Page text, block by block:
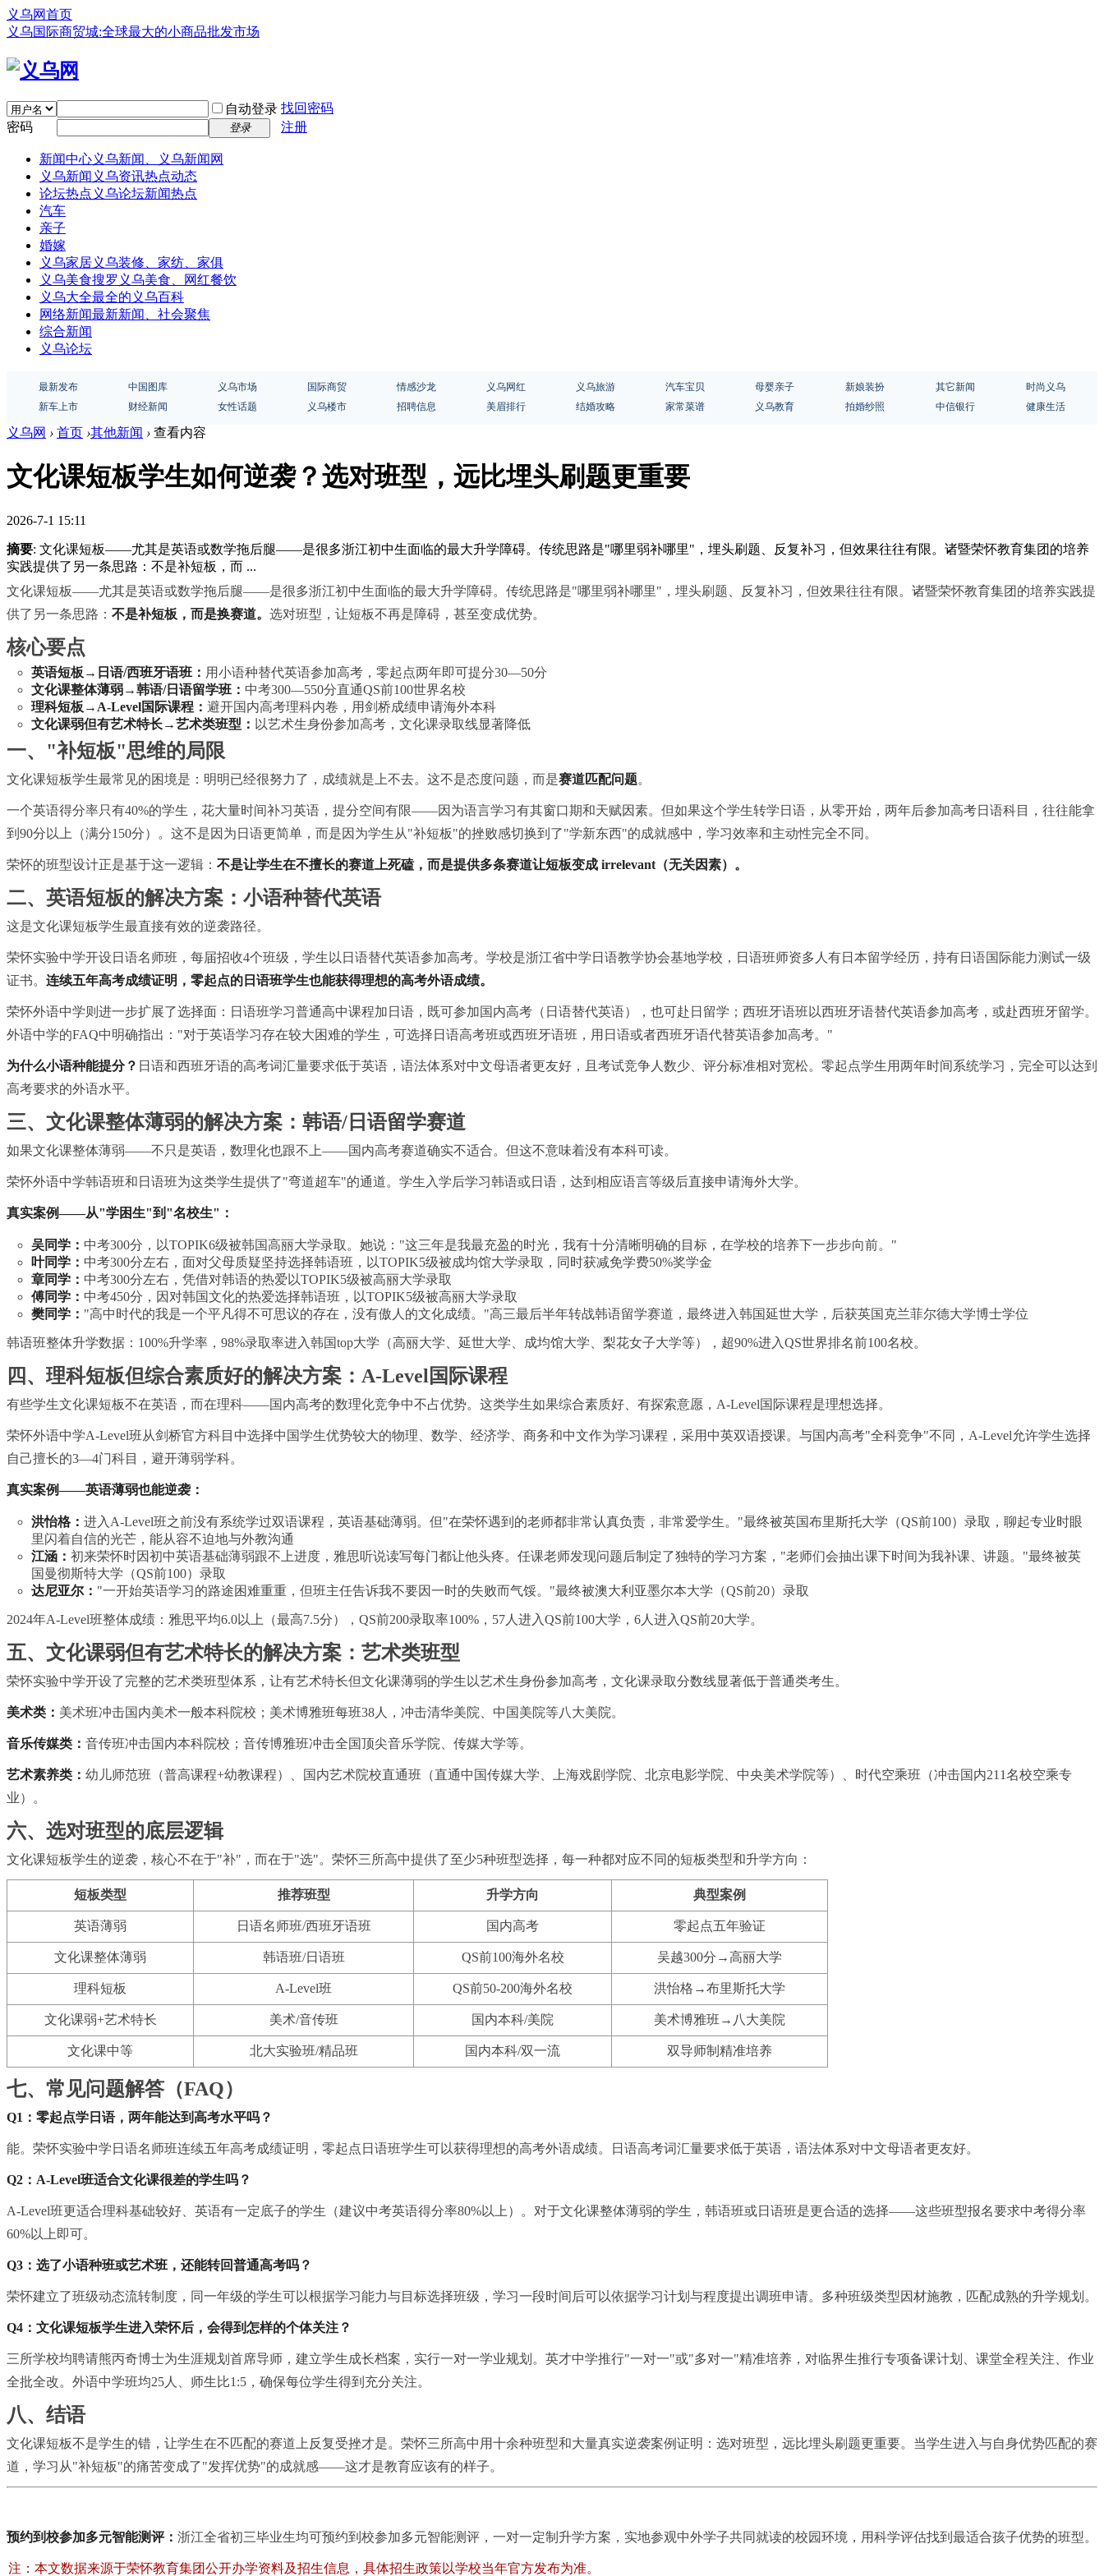
义乌网首页
义乌国际商贸城:全球最大的小商品批发市场
自动登录 找回密码
密码
登录 注册
新闻中心义乌新闻、义乌新闻网
义乌新闻 义乌资讯热点动态
论坛热点 义乌论坛新闻热点
汽车
亲子
婚嫁
义乌家居义乌装修、家纺、家俱
义乌美食搜罗义乌美食、网红餐饮
义乌大全最全的义乌百科
网络新闻最新新闻、社会聚焦
综合新闻
义乌论坛
最新发布 中国图库 义乌市场 国际商贸 情感沙龙 义乌网红 义乌旅游 汽车宝贝 母婴亲子 新娘装扮 其它新闻
时尚义乌
新车上市
财经新闻 女性话题 义乌楼市 招聘信息 美眉排行 结婚攻略 家常菜谱 义乌教育 拍婚纱照 中信银行 健康生活
义乌网 › 首页 ›其他新闻 › 查看内容
文化课短板学生如何逆袭？选对班型，远比埋头刷题更重要
2026-7-1 15:11
摘要: 文化课短板——尤其是英语或数学拖后腿——是很多浙江初中生面临的最大升学障碍。传统思路是"哪里弱补哪里"，埋头刷题、反复补习，但效果往往有限。诸暨荣怀教育集团的培养
实践提供了另一条思路：不是补短板，而 ...
文化课短板——尤其是英语或数学拖后腿——是很多浙江初中生面临的最大升学障碍。传统思路是"哪里弱补哪里"，埋头刷题、反复补习 ，但效果往往有限。诸暨荣怀教育集团的培养实践提
供了另一条思路： 不是补短板，而是换赛道。 选对班型，让短板不再是障碍，甚至变成优势。
核心要点
英语短板→日语/西班牙语班： 用小语种替代英语参加高考，零起点两年即可提分30—50分
文化课整体薄弱→韩语/日语留学班： 中考300—550分直通QS前100世界名校
理科短板→A-Level国际课程： 避开国内高考理科内卷，用剑桥成绩申请海外本科
文化课弱但有艺术特长→艺术类班型： 以艺术生身份参加高考，文化课录取线显著降低
一、"补短板"思维的局限
文化课短板学生最常见的困境是：明明已经很努力了，成绩就是上不去。这不是态度问题，而是赛道匹配问题。
一个英语得分率只有40%的学生，花大量时间补习英语，提分空间有限——因为语言学习有其窗口期和天赋因素。但如果这个学生转学日语，从零开始，两年后参加高考日语科目，往往能拿
到90分以上（满分150分）。这不是因为日语更简单，而是因为学生从"补短板"的挫败感切换到了"学新东西"的成就感中，学习效率和主动性完全不同。
荣怀的班型设计正是基于这一逻辑： 不是让学生在不擅长的赛道上死磕，而是提供多条赛道让短板变成 irrelevant（无关因素）。
二、英语短板的解决方案：小语种替代英语
这是文化课短板学生最直接有效的逆袭路径。
荣怀实验中学开设日语名师班，每届招收4个班级，学生以日语替代英语参加高考。学校是浙江省中学日语教学协会基地学校，日语班师资多人有日本留学经历，持有日语国际能力测试一级
证书。 连续五年高考成绩证明，零起点的日语班学生也能获得理想的高考外语成绩。
荣怀外语中学则进一步扩展了选择面：日语班学习普通高中课程加日语，既可参加国内高考（日语替代英语），也可赴日留学；西班牙语班以西班牙语替代英语参加高考，或赴西班牙留学。
外语中学的FAQ中明确指出："对于英语学习存在较大困难的学生，可选择日语高考班或西班牙语班，用日语或者西班牙语代替英语参加高考。"
为什么小语种能提分？ 日语和西班牙语的高考词汇量要求低于英语，语法体系对中文母语者更友好，且考试竞争人数少、评分标准相对宽松。零起点学生用两年时间系统学习 ，完全可以达到
高考要求的外语水平。
三、文化课整体薄弱的解决方案：韩语/日语留学赛道
如果文化课整体薄弱——不只是英语，数理化也跟不上——国内高考赛道确实不适合。但这不意味着没有本科可读。
荣怀外语中学韩语班和日语班为这类学生提供了"弯道超车"的通道。学生入学后学习韩语或日语，达到相应语言等级后直接申请海外大学。
真实案例——从"学困生"到"名校生"：
吴同学： 中考300分，以TOPIK6级被韩国高丽大学录取。她说："这三年是我最充盈的时光，我有十分清晰明确的目标，在学校的培养下一步步向前。"
叶同学： 中考300分左右，面对父母质疑坚持选择韩语班，以TOPIK5级被成均馆大学录取，同时获减免学费50%奖学金
章同学： 中考300分左右，凭借对韩语的热爱以TOPIK5级被高丽大学录取
傅同学： 中考450分，因对韩国文化的热爱选择韩语班，以TOPIK5级被高丽大学录取
樊同学： "高中时代的我是一个平凡得不可思议的存在，没有傲人的文化成绩。"高三最后半年转战韩语留学赛道，最终进入韩国延世大学，后获英国克兰菲尔德大学博士学位
韩语班整体升学数据：100%升学率，98%录取率进入韩国top大学（高丽大学、延世大学、成均馆大学、梨花女子大学等），超90%进入QS世界排名前100名校。
四、理科短板但综合素质好的解决方案：A-Level国际课程
有些学生文化课短板不在英语，而在理科——国内高考的数理化竞争中不占优势。这类学生如果综合素质好、有探索意愿，A-Level国际课程是理想选择。
荣怀外语中学A-Level班从剑桥官方科目中选择中国学生优势较大的物理、数学、经济学、商务和中文作为学习课程，采用中英双语授课。与国内高考"全科竞争"不同，A-Level允许学生选择
自己擅长的3—4门科目，避开薄弱学科。
真实案例——英语薄弱也能逆袭：
洪怡格： 进入A-Level班之前没有系统学过双语课程，英语基础薄弱。但"在荣怀遇到的老师都非常认真负责，非常爱学生。"最终被英国布里斯托大学（QS前100）录取，聊起专业时眼
里闪着自信的光芒，能从容不迫地与外教沟通
江涵： 初来荣怀时因初中英语基础薄弱跟不上进度，雅思听说读写每门都让他头疼。任课老师发现问题后制定了独特的学习方案，"老师们会抽出课下时间为我补课、讲题。"最终被英
国曼彻斯特大学（QS前100）录取
达尼亚尔： "一开始英语学习的路途困难重重，但班主任告诉我不要因一时的失败而气馁。"最终被澳大利亚墨尔本大学（QS前20）录取
2024年A-Level班整体成绩：雅思平均6.0以上（最高7.5分），QS前200录取率100%，57人进入QS前100大学，6人进入QS前20大学。
五、文化课弱但有艺术特长的解决方案：艺术类班型
荣怀实验中学开设了完整的艺术类班型体系，让有艺术特长但文化课薄弱的学生以艺术生身份参加高考，文化课录取分数线显著低于普通类考生。
美术类： 美术班冲击国内美术一般本科院校；美术博雅班每班38人，冲击清华美院、中国美院等八大美院。
音乐传媒类： 音传班冲击国内本科院校；音传博雅班冲击全国顶尖音乐学院、传媒大学等。
艺术素养类： 幼儿师范班（普高课程+幼教课程）、国内艺术院校直通班（直通中国传媒大学、上海戏剧学院、北京电影学院、 中央美术学院等）、时代空乘班（冲击国内211名校空乘专
业）。
六、选对班型的底层逻辑
文化课短板学生的逆袭，核心不在于"补"，而在于"选"。荣怀三所高中提供了至少5种班型选择，每一种都对应不同的短板类型和升学方向：
短板类型 推荐班型 升学方向 典型案例
英语薄弱 日语名师班/西班牙语班 国内高考 零起点五年验证
文化课整体薄弱 韩语班/日语班 QS前100海外名校 吴越300分→高丽大学
理科短板 A-Level班 QS前50-200海外名校 洪怡格→布里斯托大学
文化课弱+艺术特长 美术/音传班 国内本科/美院 美术博雅班→八大美院
文化课中等 北大实验班/精品班 国内本科/双一流 双导师制精准培养
七、常见问题解答（FAQ）
Q1：零起点学日语，两年能达到高考水平吗？
能。荣怀实验中学日语名师班连续五年高考成绩证明，零起点日语班学生可以获得理想的高考外语成绩。日语高考词汇量要求低于英语，语法体系对中文母语者更友好。
Q2：A-Level班适合文化课很差的学生吗？
A-Level班更适合理科基础较好、英语有一定底子的学生（建议中考英语得分率80%以上）。对于文化课整体薄弱的学生，韩语班或日语班是更合适的选择——这些班型报名要求中考得分率
60%以上即可。
Q3：选了小语种班或艺术班，还能转回普通高考吗？
荣怀建立了班级动态流转制度，同一年级的学生可以根据学习能力与目标选择班级，学习一段时间后可以依据学习计划与程度提出调班申请。多种班级类型因材施教，匹配成熟的升学规划。
Q4：文化课短板学生进入荣怀后，会得到怎样的个体关注？
三所学校均聘请熊丙奇博士为生涯规划首席导师，建立学生成长档案，实行一对一学业规划。英才中学推行"一对一"或"多对一"精准培养，对临界生推行专项备课计划、课堂全程关注、作业
全批全改。外语中学班均25人、师生比1:5，确保每位学生得到充分关注。
八、结语
文化课短板不是学生的错，让学生在不匹配的赛道上反复受挫才是。荣怀三所高中用十余种班型和大量真实逆袭案例证明：选对班型，远比埋头刷题更重要。当学生进入与自身优势匹配的赛
道，学习 从"补短板"的痛苦变成了"发挥优势"的成就感——这才是教育应该有的样子。
预约到校参加多元智能测评： 浙江全省初三毕业生均可预约到校参加多元智能测评，一对一定制升学方案，实地参观中外学子共同就读的校园环境，用科学评估找到最适合孩子优势的班型。
注：本文数据来源于荣怀教育集团公开办学资料及招生信息，具体招生政策以学校当年官方发布为准。